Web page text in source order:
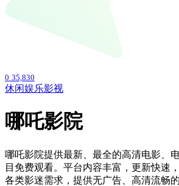
0 35,830
休闲娱乐影视
哪吒影院
哪吒影院提供最新、最全的高清电影、
目免费观看。平台内容丰富，更新快速
各类影迷需求，提供无广告、高清流畅的